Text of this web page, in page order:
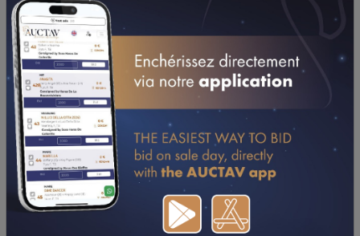
PERFORMANCES
18/05/25 1ERDEFI DES HARAS (AUTEUIL) - GROUPE I
26/04/25 3ÈMEGD S-C. MASTERS (AUTEUIL) - GROUPE II
UPDATES (DEPUIS 03/11/2021)